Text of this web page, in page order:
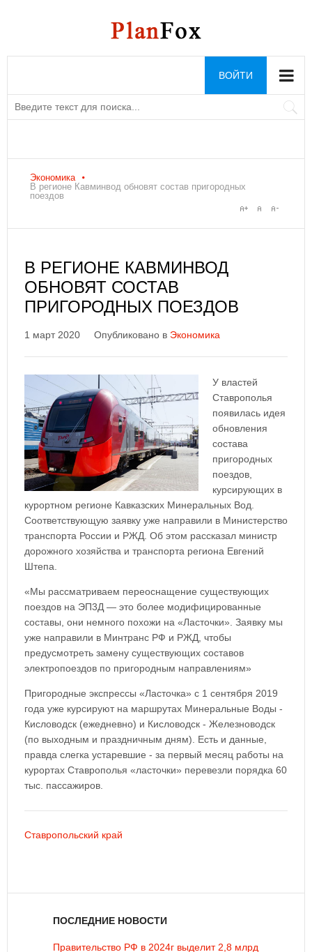
ВОЙТИ
Экономика
В регионе Кавминвод обновят состав пригородных
поездов
В РЕГИОНЕ КАВМИНВОД
ОБНОВЯТ СОСТАВ
ПРИГОРОДНЫХ ПОЕЗДОВ
1 март 2020 Опубликовано в Экономика
У властей
Ставрополья
появилась идея
обновления
состава
пригородных
поездов,
курсирующих в
курортном регионе Кавказских Минеральных Вод.
Соответствующую заявку уже направили в Министерство
транспорта России и РЖД. Об этом рассказал министр
дорожного хозяйства и транспорта региона Евгений
Штепа.
«Мы рассматриваем переоснащение существующих
поездов на ЭП3Д — это более модифицированные
составы, они немного похожи на «Ласточки». Заявку мы
уже направили в Минтранс РФ и РЖД, чтобы
предусмотреть замену существующих составов
электропоездов по пригородным направлениям»
Пригородные экспрессы «Ласточка» с 1 сентября 2019
года уже курсируют на маршрутах Минеральные Воды -
Кисловодск (ежедневно) и Кисловодск - Железноводск
(по выходным и праздничным дням). Есть и данные,
правда слегка устаревшие - за первый месяц работы на
курортах Ставрополья «ласточки» перевезли порядка 60
тыс. пассажиров.
Ставропольский край
ПОСЛЕДНИЕ НОВОСТИ
Правительство РФ в 2024г выделит 2,8 млрд